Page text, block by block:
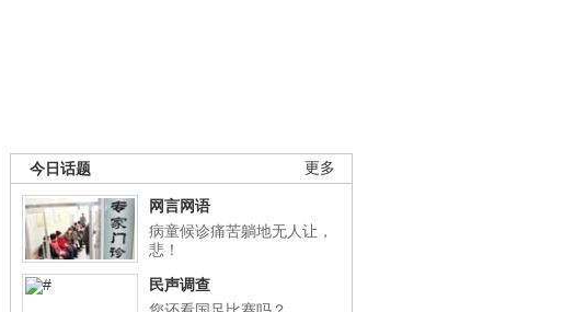
更多
今日话题
网言网语
病童候诊痛苦躺地无人让，
悲！
民声调查